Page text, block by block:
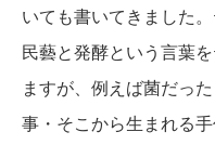
いても書いてきました
民藝と発酵という言葉
ますが、 例えば菌だっ
事・そこから生まれる